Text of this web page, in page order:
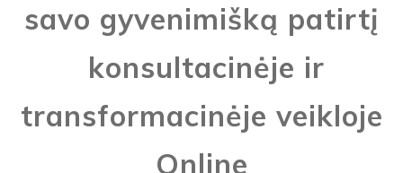
savo gyvenimišką patirtį
konsultacinėje ir
transformacinėje veikloje
Online